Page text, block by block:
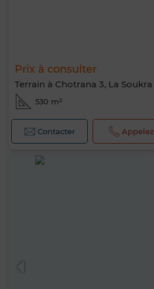
Prix à consulter
Terrain à Chotrana 3, La Soukra
530 m²
Contacter Appelez